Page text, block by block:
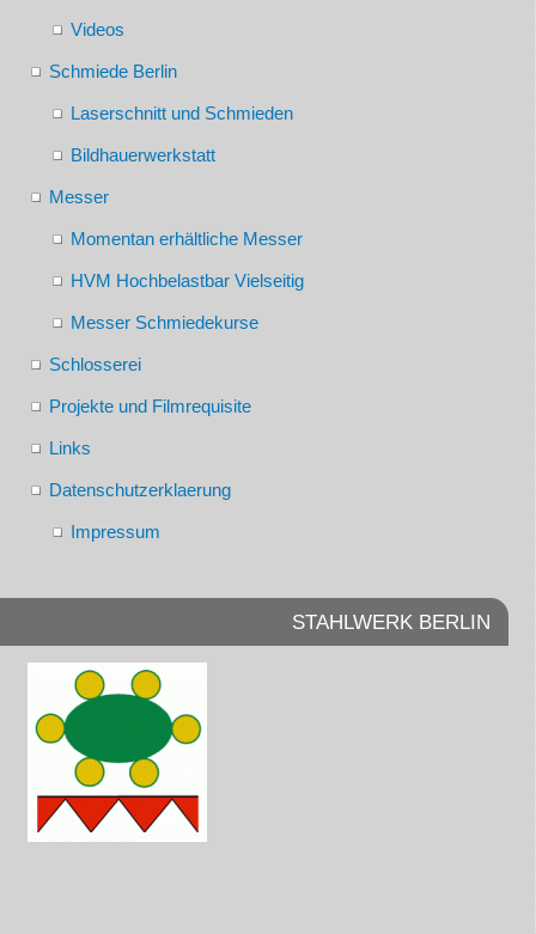
Videos
Schmiede Berlin
Laserschnitt und Schmieden
Bildhauerwerkstatt
Messer
Momentan erhältliche Messer
HVM Hochbelastbar Vielseitig
Messer Schmiedekurse
Schlosserei
Projekte und Filmrequisite
Links
Datenschutzerklaerung
Impressum
STAHLWERK BERLIN